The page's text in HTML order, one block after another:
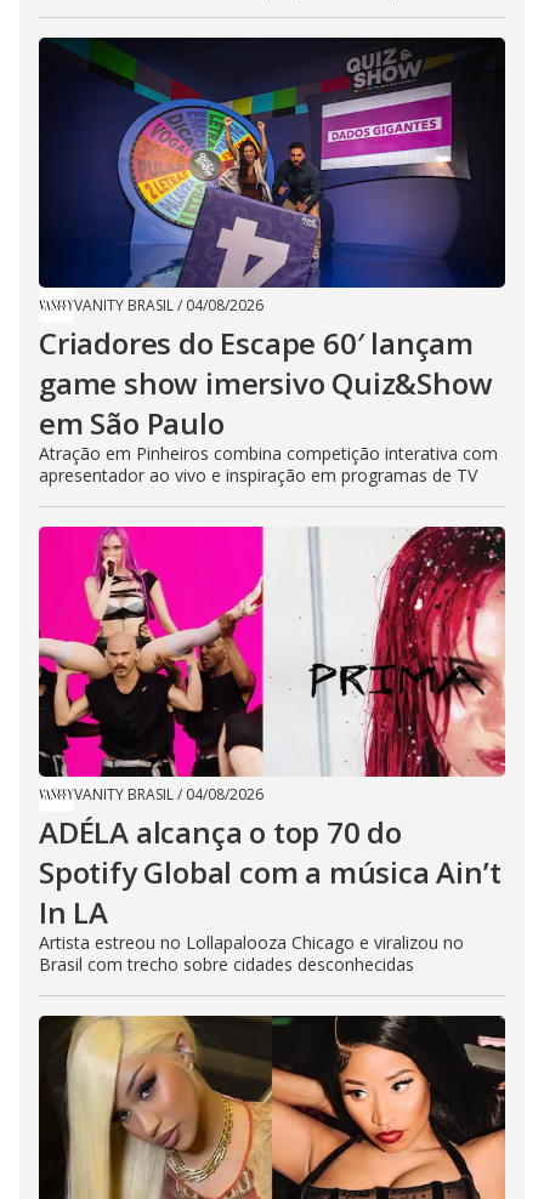
VANITY BRASIL/ 04/08/2026
Criadores do Escape 60′ lançam
game show imersivo Quiz&Show
em São Paulo
Atração em Pinheiros combina competição interativa com
apresentador ao vivo e inspiração em programas de TV
VANITY BRASIL/ 04/08/2026
ADÉLA alcança o top 70 do
Spotify Global com a música Ain’t
In LA
Artista estreou no Lollapalooza Chicago e viralizou no
Brasil com trecho sobre cidades desconhecidas